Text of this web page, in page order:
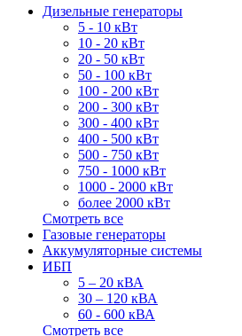
Дизельные генераторы
5 - 10 кВт
10 - 20 кВт
20 - 50 кВт
50 - 100 кВт
100 - 200 кВт
200 - 300 кВт
300 - 400 кВт
400 - 500 кВт
500 - 750 кВт
750 - 1000 кВт
1000 - 2000 кВт
более 2000 кВт
Смотреть все
Газовые генераторы
Аккумуляторные системы
ИБП
5 – 20 кВА
30 – 120 кВА
60 - 600 кВА
Смотреть все